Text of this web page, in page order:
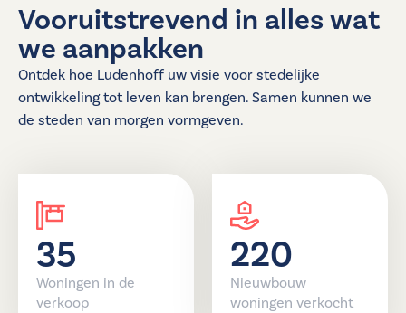
Vooruitstrevend in alles wat
we aanpakken
Ontdek hoe Ludenhoff uw visie voor stedelijke
ontwikkeling tot leven kan brengen. Samen kunnen we
de steden van morgen vormgeven.
35
Woningen in de
verkoop
220
Nieuwbouw
woningen verkocht